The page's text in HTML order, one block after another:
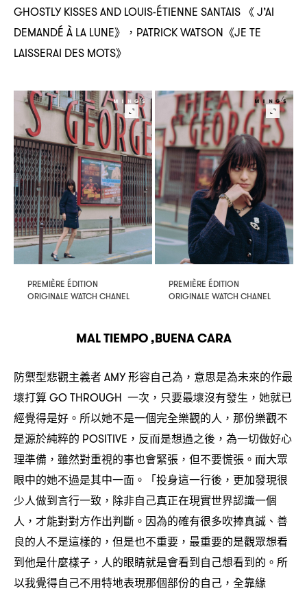
GHOSTLY KISSES AND LOUIS-ÉTIENNE SANTAIS 《J’AI
DEMANDÉ À LA LUNE》 ，PATRICK WATSON 《JE TE
LAISSERAI DES MOTS》
PREMIÈRE ÉDITION
ORIGINALE WATCH CHANEL
PREMIÈRE ÉDITION
ORIGINALE WATCH CHANEL
MAL TIEMPO ,BUENA CARA
防禦型悲觀主義者 AMY形容自己為 ， 意思是為未來的作最
壞打算GO THROUGH 一次 ， 只要最壞沒有發生 ， 她就已
經覺得是好。所以她不是一個完全樂觀的人 ， 那份樂觀不
是源於純粹的 POSITIVE， 反而是想過之後 ， 為一切做好心
理準備 ， 雖然對重視的事也會緊張 ， 但不要慌張。而大眾
眼中的她不過是其中一面。「投身這一行後 ， 更加發現很
少人做到言行一致 ， 除非自己真正在現實世界認識一個
人 ， 才能對對方作出判斷。因為的確有很多吹捧真誠、善
良的人不是這樣的 ， 但是也不重要 ， 最重要的是觀眾想看
到他是什麼樣子 ， 人的眼睛就是會看到自己想看到的。所
以我覺得自己不用特地表現那個部份的自己 ， 全靠緣